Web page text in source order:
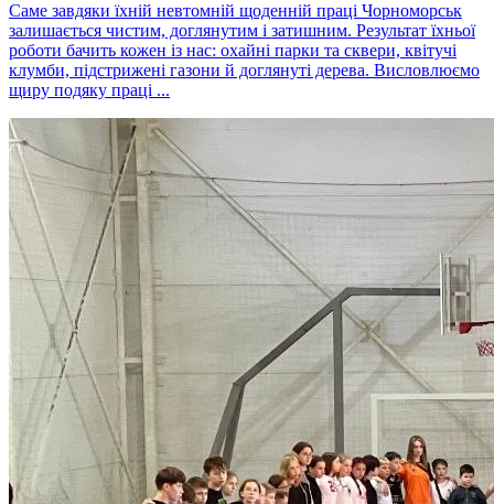
Саме завдяки їхній невтомній щоденній праці Чорноморськ
залишається чистим, доглянутим і затишним. Результат їхньої
роботи бачить кожен із нас: охайні парки та сквери, квітучі
клумби, підстрижені газони й доглянуті дерева. Висловлюємо
щиру подяку праці ...